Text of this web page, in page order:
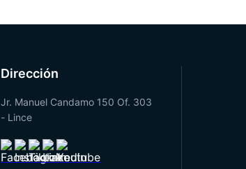
Dirección
Jr. Manuel Candamo 150 Of. 303
- Lince